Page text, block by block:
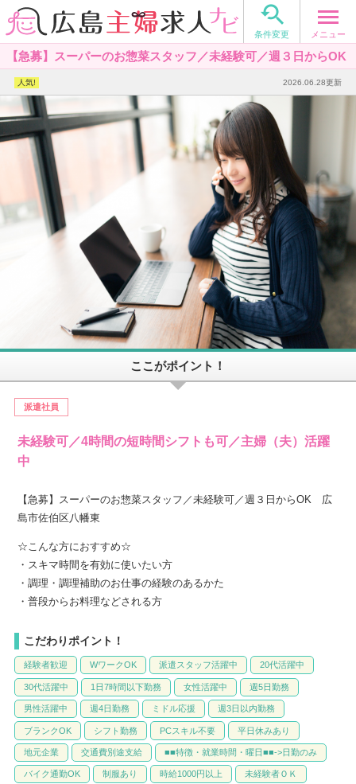

条件変更 メニュー
【急募】スーパーのお惣菜スタッフ／未経験可／週３日からOK
2026.06.28更新
ここがポイント！
派遣社員
未経験可／4時間の短時間シフトも可／主婦（夫）活躍
中
【急募】スーパーのお惣菜スタッフ／未経験可／週３日からOK 広
島市佐伯区八幡東
☆こんな方におすすめ☆
・スキマ時間を有効に使いたい方
・調理・調理補助のお仕事の経験のあるかた
・普段からお料理などされる方
こだわりポイント！
経験者歓迎 WワークOK 派遣スタッフ活躍中 20代活躍中
30代活躍中 1日7時間以下勤務 女性活躍中 週5日勤務
男性活躍中 週4日勤務 ミドル応援 週3日以内勤務
ブランクOK シフト勤務 PCスキル不要 平日休みあり
地元企業 交通費別途支給 ■■特徴・就業時間・曜日■■->日勤のみ
バイク通勤OK 制服あり 時給1000円以上 未経験者ＯＫ